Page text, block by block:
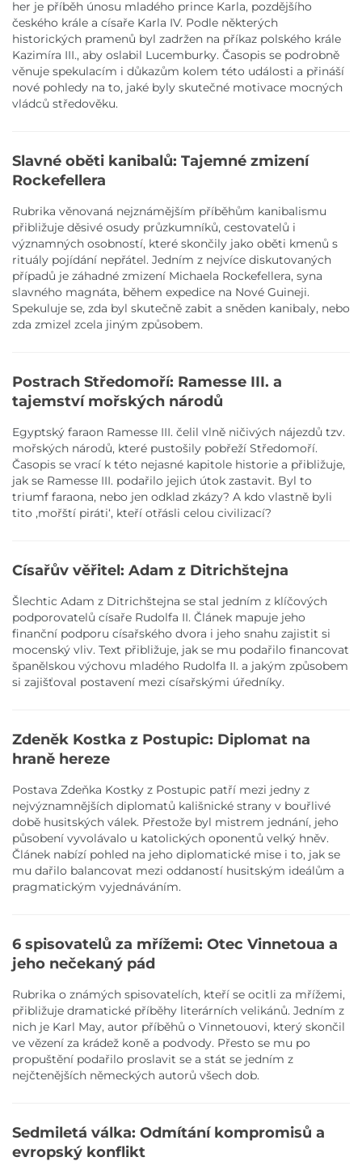
her je příběh únosu mladého prince Karla, pozdějšího
českého krále a císaře Karla IV. Podle některých
historických pramenů byl zadržen na příkaz polského krále
Kazimíra III., aby oslabil Lucemburky. Časopis se podrobně
věnuje spekulacím i důkazům kolem této události a přináší
nové pohledy na to, jaké byly skutečné motivace mocných
vládců středověku.
Slavné oběti kanibalů: Tajemné zmizení
Rockefellera
Rubrika věnovaná nejznámějším příběhům kanibalismu
přibližuje děsivé osudy průzkumníků, cestovatelů i
významných osobností, které skončily jako oběti kmenů s
rituály pojídání nepřátel. Jedním z nejvíce diskutovaných
případů je záhadné zmizení Michaela Rockefellera, syna
slavného magnáta, během expedice na Nové Guineji.
Spekuluje se, zda byl skutečně zabit a sněden kanibaly, nebo
zda zmizel zcela jiným způsobem.
Postrach Středomoří: Ramesse III. a
tajemství mořských národů
Egyptský faraon Ramesse III. čelil vlně ničivých nájezdů tzv.
mořských národů, které pustošily pobřeží Středomoří.
Časopis se vrací k této nejasné kapitole historie a přibližuje,
jak se Ramesse III. podařilo jejich útok zastavit. Byl to
triumf faraona, nebo jen odklad zkázy? A kdo vlastně byli
tito ,mořští piráti‘, kteří otřásli celou civilizací?
Císařův věřitel: Adam z Ditrichštejna
Šlechtic Adam z Ditrichštejna se stal jedním z klíčových
podporovatelů císaře Rudolfa II. Článek mapuje jeho
finanční podporu císařského dvora i jeho snahu zajistit si
mocenský vliv. Text přibližuje, jak se mu podařilo financovat
španělskou výchovu mladého Rudolfa II. a jakým způsobem
si zajišťoval postavení mezi císařskými úředníky.
Zdeněk Kostka z Postupic: Diplomat na
hraně hereze
Postava Zdeňka Kostky z Postupic patří mezi jedny z
nejvýznamnějších diplomatů kališnické strany v bouřlivé
době husitských válek. Přestože byl mistrem jednání, jeho
působení vyvolávalo u katolických oponentů velký hněv.
Článek nabízí pohled na jeho diplomatické mise i to, jak se
mu dařilo balancovat mezi oddaností husitským ideálům a
pragmatickým vyjednáváním.
6 spisovatelů za mřížemi: Otec Vinnetoua a
jeho nečekaný pád
Rubrika o známých spisovatelích, kteří se ocitli za mřížemi,
přibližuje dramatické příběhy literárních velikánů. Jedním z
nich je Karl May, autor příběhů o Vinnetouovi, který skončil
ve vězení za krádež koně a podvody. Přesto se mu po
propuštění podařilo proslavit se a stát se jedním z
nejčtenějších německých autorů všech dob.
Sedmiletá válka: Odmítání kompromisů a
evropský konflikt